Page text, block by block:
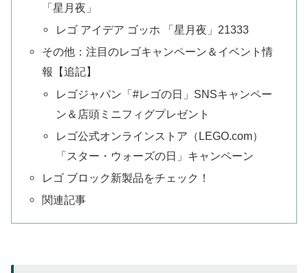
「星月夜」
レゴ アイデア ゴッホ 「星月夜」21333
その他：注目のレゴキャンペーン＆イベント情
報【追記】
レゴジャパン「#レゴの日」SNSキャンペー
ン＆店頭ミニフィグプレゼント
レゴ公式オンラインストア（LEGO.com）
「スター・ウォーズの日」キャンペーン
レゴ ブロック新製品をチェック！
関連記事